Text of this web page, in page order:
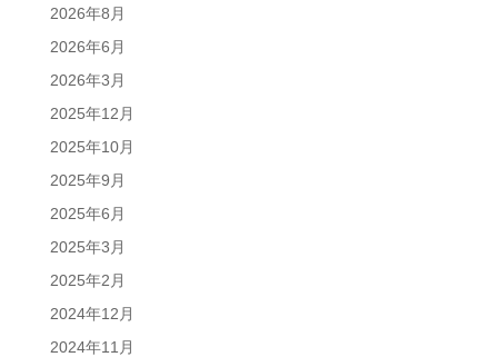
2026年8月
2026年6月
2026年3月
2025年12月
2025年10月
2025年9月
2025年6月
2025年3月
2025年2月
2024年12月
2024年11月